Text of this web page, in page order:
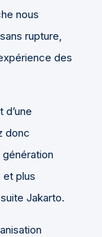
nous
rupture,
des
d’une
donc
et plus
Jakarto.